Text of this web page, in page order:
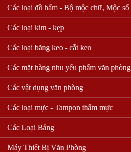
Các loại đồ bấm - Bộ mộc chữ, Mộc số
Các loại kim - kẹp
Các loại băng keo - cắt keo
Các mặt hàng nhu yếu phẩm văn phòng
Các vật dụng văn phòng
Các loại mực - Tampon thấm mực
Các Loại Bảng
Máy Thiết Bị Văn Phòng
Bảng mica 1.2 * 1.5
Mã sản phẩm: